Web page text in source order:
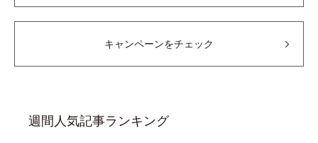
キャンペーンをチェック
週間人気記事ランキング